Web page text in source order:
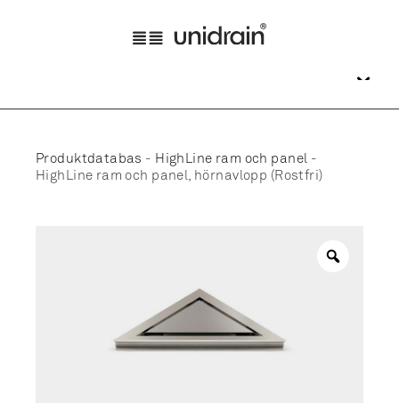
Produktdatabas - HighLine ram och panel -
HighLine ram och panel, hörnavlopp (Rostfri)